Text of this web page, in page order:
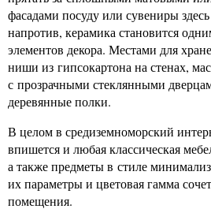
фасадами посуду или сувениры
напротив, керамика становится
элементов декора. Местами для
ниши из гипсокартона на стенах,
с прозрачными стеклянными
деревянные полки.
В целом в средиземноморский
впишется и любая классическая
а также предметы в стиле
их параметры и цветовая гамма
помещения.